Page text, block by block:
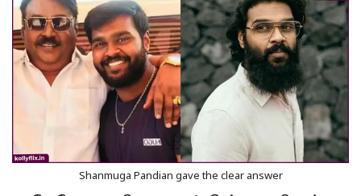
Shanmuga Pandian gave the clear answer